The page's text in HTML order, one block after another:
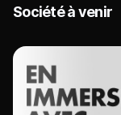
Société à venir